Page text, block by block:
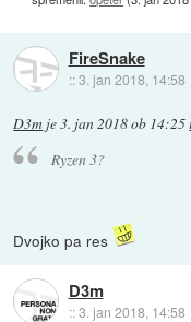
FireSnake
::3. jan 2018, 14:58
D3m je3. jan 2018 ob 14:25
Ryzen 3?
Dvojko pa res
D3m
::3. jan 2018, 14:58